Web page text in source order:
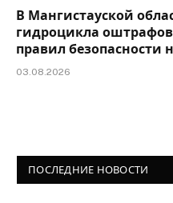
В Мангистауской
гидроцикла
правил безопасности
03.08.2026
ПОСЛЕДНИЕ НОВОСТИ